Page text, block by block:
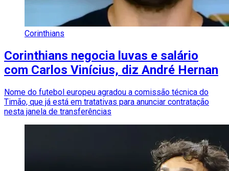
Corinthians
Corinthians negocia luvas e salário
com Carlos Vinícius, diz André Hernan
Nome do futebol europeu agradou a comissão técnica do
Timão, que já está em tratativas para anunciar contratação
nesta janela de transferências